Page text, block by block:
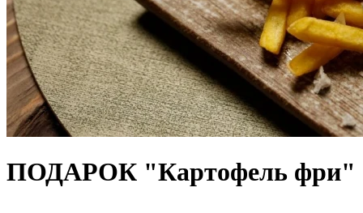
ПОДАРОК "Картофель фри"